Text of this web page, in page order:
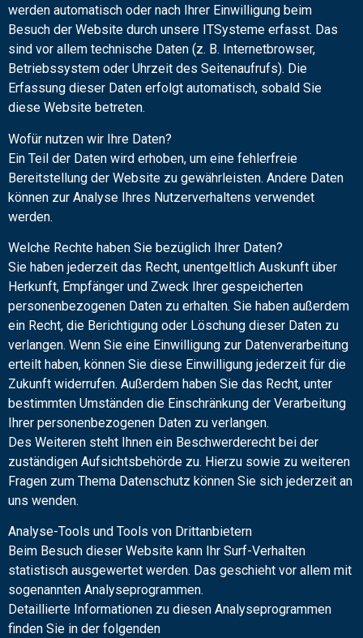
werden automatisch oder nach Ihrer Einwilligung beim
Besuch der Website durch unsere ITSysteme erfasst. Das
sind vor allem technische Daten (z. B. Internetbrowser,
Betriebssystem oder Uhrzeit des Seitenaufrufs). Die
Erfassung dieser Daten erfolgt automatisch, sobald Sie
diese Website betreten.
Wofür nutzen wir Ihre Daten?
Ein Teil der Daten wird erhoben, um eine fehlerfreie
Bereitstellung der Website zu gewährleisten. Andere Daten
können zur Analyse Ihres Nutzerverhaltens verwendet
werden.
Welche Rechte haben Sie bezüglich Ihrer Daten?
Sie haben jederzeit das Recht, unentgeltlich Auskunft über
Herkunft, Empfänger und Zweck Ihrer gespeicherten
personenbezogenen Daten zu erhalten. Sie haben außerdem
ein Recht, die Berichtigung oder Löschung dieser Daten zu
verlangen. Wenn Sie eine Einwilligung zur Datenverarbeitung
erteilt haben, können Sie diese Einwilligung jederzeit für die
Zukunft widerrufen. Außerdem haben Sie das Recht, unter
bestimmten Umständen die Einschränkung der Verarbeitung
Ihrer personenbezogenen Daten zu verlangen.
Des Weiteren steht Ihnen ein Beschwerderecht bei der
zuständigen Aufsichtsbehörde zu. Hierzu sowie zu weiteren
Fragen zum Thema Datenschutz können Sie sich jederzeit an
uns wenden.
Analyse-Tools und Tools von Drittanbietern
Beim Besuch dieser Website kann Ihr Surf-Verhalten
statistisch ausgewertet werden. Das geschieht vor allem mit
sogenannten Analyseprogrammen.
Detaillierte Informationen zu diesen Analyseprogrammen
finden Sie in der folgenden